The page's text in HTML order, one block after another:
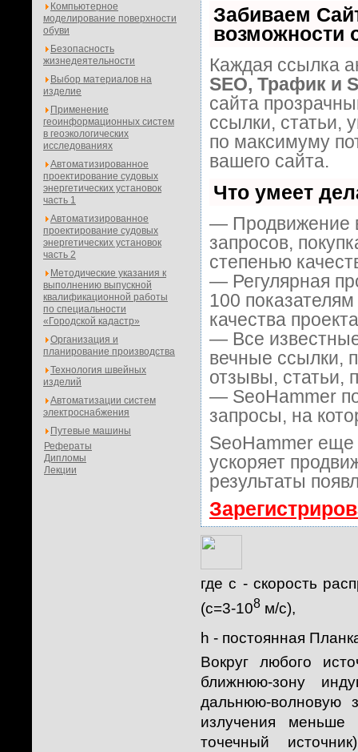
Компьютерное
моделирование поверхности
обуви
Безопасность
жизнедеятельности
Выбор материалов на
изделие
Применение
геоинформационных систем
в геоэкологических
исследованиях
Автоматизированное
проектирование судовых
энергетических установок
часть 1
Автоматизированное
проектирование судовых
энергетических установок
часть 2
Методические указания к
выполнению выпускной
квалификационной работы
по специальности
«Городской кадастр»
Организация и
планирование производства
Технология швейных
изделий
Автоматизации систем
электроснабжения
Путевые машины
Рефераты
Дипломы
Лекции
Забиваем
возможности
Каждая ссылка
SEO, Трафик и
сайта
ссылки, статьи,
по максимуму
вашего сайта.
Что умеет
— Продвижение
запросов,
степенью
— Регулярная
100
качества
— Все
вечные ссылки,
отзывы, статьи,
— SeoHammer
запросы, на
SeoHammer еще
ускоряет
результаты
где с - скорость
(с=3-108 м/с),
h - постоянная
Вокруг любого
ближнюю-зону
дальнюю-волновую
излучения
точечный